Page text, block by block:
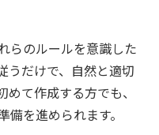
らのルールを意識した
うだけで、自然と適切
て作成する方でも、
を進められます。